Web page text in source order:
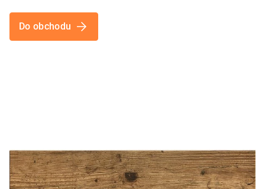
Do obchodu